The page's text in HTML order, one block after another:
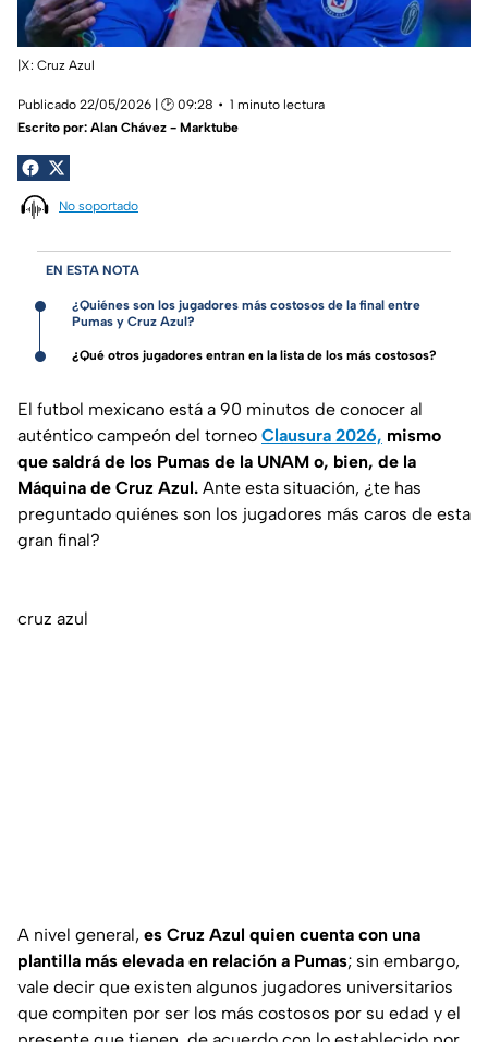
|X: Cruz Azul
Publicado 22/05/2026 | 🕑 09:28
1 minuto lectura
Escrito por: Alan Chávez - Marktube
No soportado
EN ESTA NOTA
¿Quiénes son los jugadores más costosos de la final entre
Pumas y Cruz Azul?
¿Qué otros jugadores entran en la lista de los más costosos?
El futbol mexicano está a 90 minutos de conocer al
auténtico campeón del torneo Clausura 2026, mismo
que saldrá de los Pumas de la UNAM o, bien, de la
Máquina de Cruz Azul. Ante esta situación, ¿te has
preguntado quiénes son los jugadores más caros de esta
gran final?
cruz azul
A nivel general, es Cruz Azul quien cuenta con una
plantilla más elevada en relación a Pumas; sin embargo,
vale decir que existen algunos jugadores universitarios
que compiten por ser los más costosos por su edad y el